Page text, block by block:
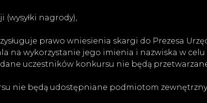
(wysyłki nagrody),
prawo wniesienia skargi do Prezesa
na wykorzystanie jego imienia i nazwiska w
uczestników konkursu nie będą
nie będą udostępniane podmiotom